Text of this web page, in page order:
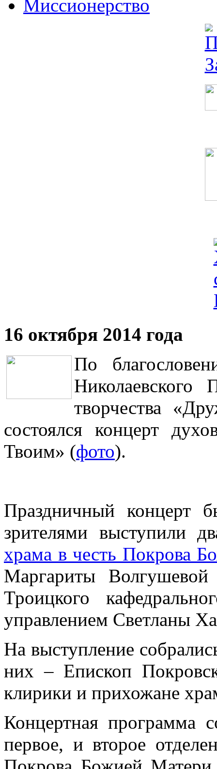
Миссионерство
16 октября 2014 года
По
творчества
состоялся концерт
Твоим» (фото).
Праздничный концерт
зрителями выступили
храма в честь Покрова
Маргариты
Троицкого
управлением Светланы
На выступление
них – Епископ
клирики и прихожане
Концертная программа
первое, и второе